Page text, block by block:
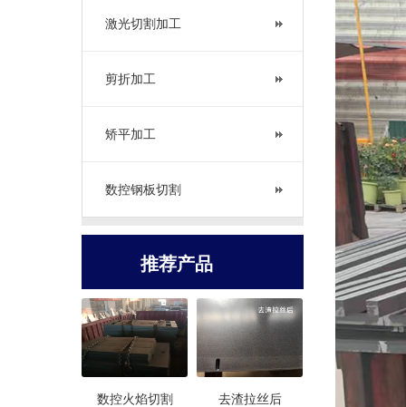
激光切割加工
剪折加工
矫平加工
数控钢板切割
推荐产品
数控火焰切割 去渣拉丝后